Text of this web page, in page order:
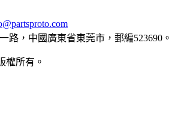
路，中國廣東省東莞市，郵編523690。
權所有。